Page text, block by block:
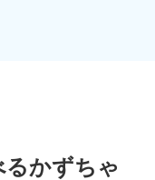
かずちゃ